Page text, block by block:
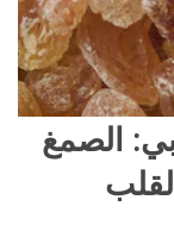
: الصمغ